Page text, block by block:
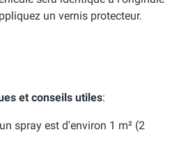
un vernis protecteur.
et conseils utiles:
spray est d'environ 1 m² (2